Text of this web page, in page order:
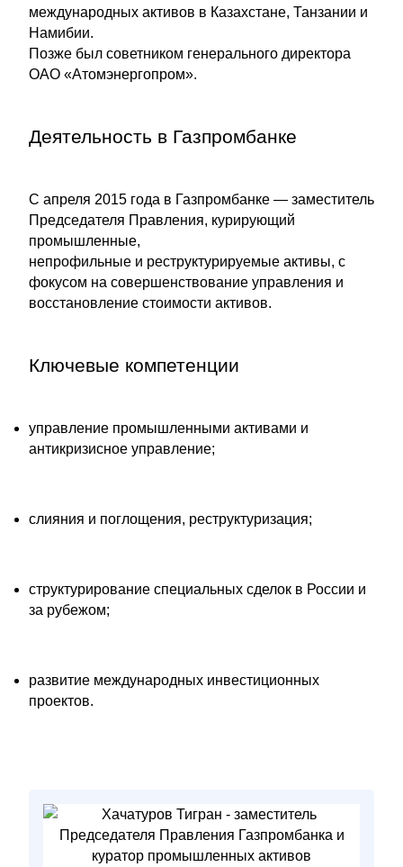
международных активов в Казахстане, Танзании и
Намибии.
Позже был советником генерального директора
ОАО «Атомэнергопром».
Деятельность в Газпромбанке
С апреля 2015 года в Газпромбанке — заместитель
Председателя Правления, курирующий
промышленные,
непрофильные и реструктурируемые активы, с
фокусом на совершенствование управления и
восстановление стоимости активов.
Ключевые компетенции
управление промышленными активами и
антикризисное управление;
слияния и поглощения, реструктуризация;
структурирование специальных сделок в России и
за рубежом;
развитие международных инвестиционных
проектов.